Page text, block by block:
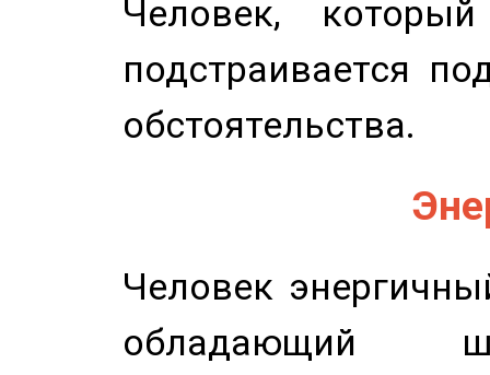
Человек,
подстраивается
обстоятельства.
Человек
обладающий